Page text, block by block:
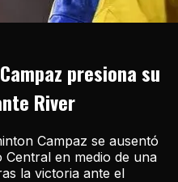
presiona su
River
Campaz se ausentó
Central en medio de una
la victoria ante el